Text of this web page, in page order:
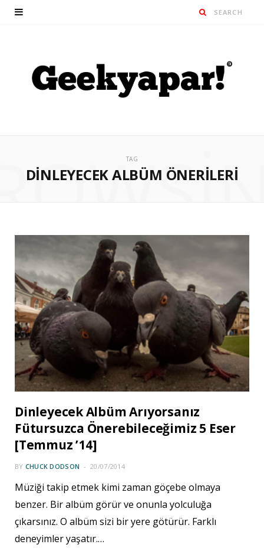
TAG
DINLEYECEK ALBÜM ÖNERILERI
Dinleyecek Albüm Arıyorsanız
Fütursuzca Önerebileceğimiz 5 Eser
[Temmuz ’14]
BY CHUCK DODSON 20/07/2014
Müziği takip etmek kimi zaman göçebe olmaya
benzer. Bir albüm görür ve onunla yolculuğa
çıkarsınız. O albüm sizi bir yere götürür. Farklı
deneyimler yaşatır.…